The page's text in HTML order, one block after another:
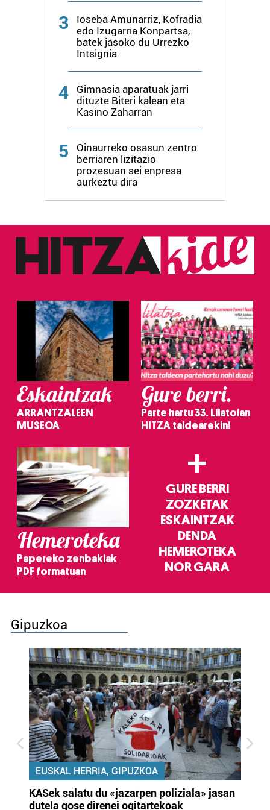
erabiltzen dituen hauta dezakezu.
Bazkide batzuek ez dizute baimenik eskatzen, eta beren
duten interes legitimoa eta horren aurka nola egin
dezakezun ikusteko.
buruzko informazio gehiago eta ezarri zure lehentasunak
datuen atalean. Edozein unetan alda edo ken dezakezu
zure baimena Cookieen adierazpenean.
fitxategiak erabiltzen ditu. Zure esperientzia eta
zerbitzuak hobetzeko asmoz, cookie teknologiaz
baliatzen gara. Ohar hau onartuz gero, teknologia hori
erabiltzeko baimen esplizitua ematen diguzu.Gehiago
3
Ioseba Amunarriz, Kofradia
edo Izugarria Konpartsa,
batek jasoko du Urrezko
Intsignia
4
Gimnasia aparatuak jarri
dituzte Biteri kalean eta
Kasino Zaharran
5
Oinaurreko osasun zentro
berriaren lizitazio
prozesuan sei enpresa
aurkeztu dira
Eskaintzak
ARRANTZALEEN
MUSEOA
Gure berri.
Parte hartu 33. Lilatoian
HITZA taldearekin!
Hemeroteka
Papereko zenbakiak
PDF formatuan
+
GURE BERRI
ZOZKETAK
ESKAINTZAK
DENDA
HEMEROTEKA
NOR GARA
Gipuzkoa
EUSKAL HERRIA, GIPUZKOA
KASek salatu du «jazarpen poliziala» jasan
dutela gose direnei ogitartekoak